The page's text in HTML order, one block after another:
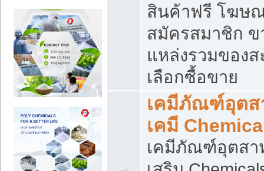
สินค้าฟรี โฆษ
สมัครสมาชิก ข
แหล่งรวมของ
เลือกซื้อขาย
เคมีภัณฑ์อุตส
เคมี
เคมีภัณฑ์อุตสา